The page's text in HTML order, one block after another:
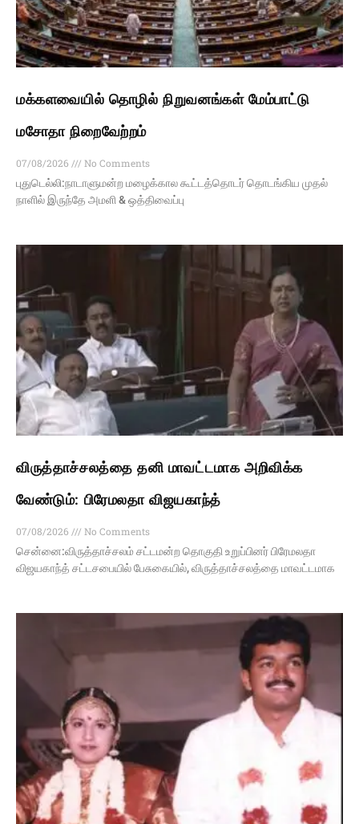
மக்களவையில் தொழில் நிறுவனங்கள் மேம்பாட்டு
மசோதா நிறைவேற்றம்
07/08/2026
No Comments
புதுடெல்லி:நாடாளுமன்ற மழைக்கால கூட்டத்தொடர் தொடங்கிய முதல்
நாளில் இருந்தே அமளி & ஒத்திவைப்பு
விருத்தாச்சலத்தை தனி மாவட்டமாக அறிவிக்க
வேண்டும்: பிரேமலதா விஜயகாந்த்
07/08/2026
No Comments
சென்னை:விருத்தாச்சலம் சட்டமன்ற தொகுதி உறுப்பினர் பிரேமலதா
விஜயகாந்த் சட்டசபையில் பேசுகையில், விருத்தாச்சலத்தை மாவட்டமாக